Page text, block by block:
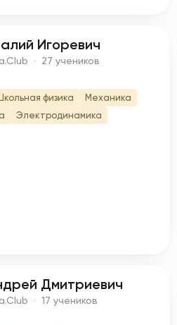
Игоревич
· 27 учеников
физика
Механика
Электродинамика
Дмитриевич
· 17 учеников